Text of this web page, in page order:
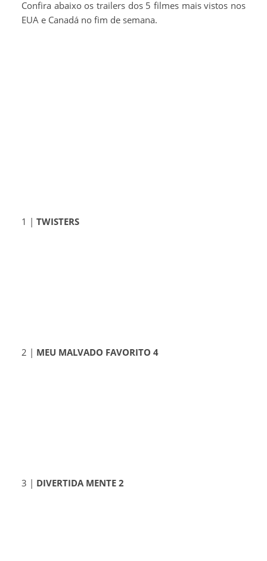
Confira abaixo os trailers dos 5 filmes mais vistos nos
EUA e Canadá no fim de semana.
1 | TWISTERS
2 | MEU MALVADO FAVORITO 4
3 | DIVERTIDA MENTE 2